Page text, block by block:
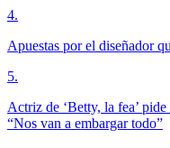
4.
Apuestas por el diseñador
5.
Actriz de ‘Betty, la fea’
“Nos van a embargar todo”